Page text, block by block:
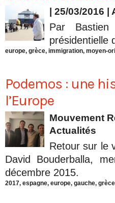
| 25/03/2016
Par
présidentielle
europe, grèce, immigration, moyen-
Podemos : une
l’Europe
Mouvement
Actualités
Retour sur le
David Bouderballa,
décembre 2015.
2017, espagne, europe, gauche, grèce